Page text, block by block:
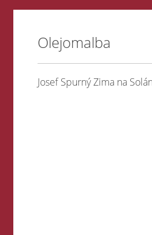
Olejomalba
Josef Spurný Zima na